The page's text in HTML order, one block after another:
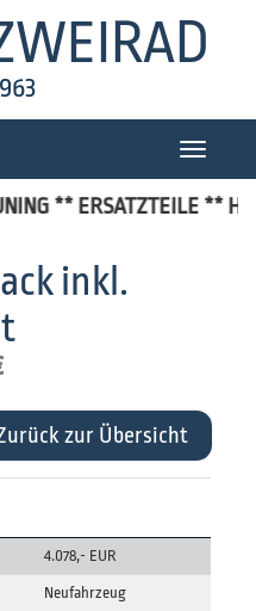
Toggle
** ERSATZTEILE **
inkl.
zur Übersicht
4.078,- EUR
Neufahrzeug